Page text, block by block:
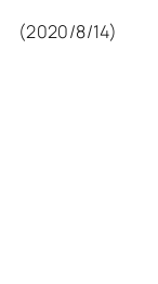
(2020/8/14)